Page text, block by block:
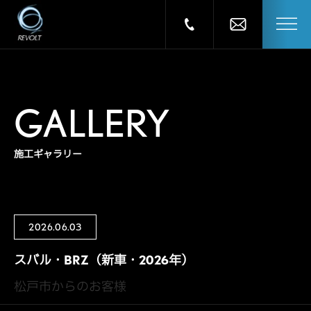
GALLERY
施工ギャラリー
2026.06.03
スバル・BRZ（新車・2026年）
松戸市からのお客様